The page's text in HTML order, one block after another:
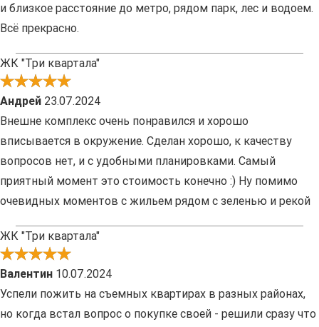
и близкое расстояние до метро, рядом парк, лес и водоем.
Всё прекрасно.
ЖК "Три квартала"
Андрей 23.07.2024
Внешне комплекс очень понравился и хорошо
вписывается в окружение. Сделан хорошо, к качеству
вопросов нет, и с удобными планировками. Самый
приятный момент это стоимость конечно :) Ну помимо
очевидных моментов с жильем рядом с зеленью и рекой
ЖК "Три квартала"
Валентин 10.07.2024
Успели пожить на съемных квартирах в разных районах,
но когда встал вопрос о покупке своей - решили сразу что